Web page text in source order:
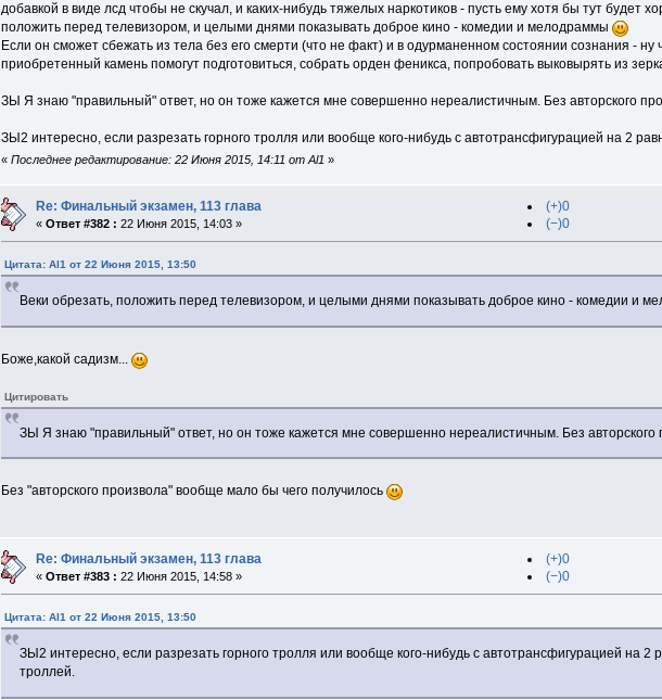
добавкой в виде лсд чтобы не скучал, и каких-нибудь тяжелых наркотиков - пусть ему хотя бы тут будет
положить перед телевизором, и целыми днями показывать доброе кино - комедии и мелодраммы
Если он сможет сбежать из тела без его смерти (что не факт) и в одурманенном состоянии сознания -
приобретенный камень помогут подготовиться, собрать орден феникса, попробовать выковырять из
ЗЫ Я знаю "правильный" ответ, но он тоже кажется мне совершенно нереалистичным. Без авторского
ЗЫ2 интересно, если разрезать горного тролля или вообще кого-нибудь с автотрансфигурацией на 2
« Последнее редактирование: 22 Июня 2015, 14:11 от Al1 »
Re: Финальный экзамен, 113 глава
«Ответ #382 : 22 Июня 2015, 14:03 »
(+)0
(−)0
Цитата: Al1 от 22 Июня 2015, 13:50
Веки обрезать, положить перед телевизором, и целыми днями показывать доброе кино - комедии и
Боже,какой садизм...
Цитировать
ЗЫ Я знаю "правильный" ответ, но он тоже кажется мне совершенно нереалистичным. Без авторского
Без "авторского произвола" вообще мало бы чего получилось
Re: Финальный экзамен, 113 глава
«Ответ #383 : 22 Июня 2015, 14:58 »
(+)0
(−)0
Цитата: Al1 от 22 Июня 2015, 13:50
ЗЫ2 интересно, если разрезать горного тролля или вообще кого-нибудь с автотрансфигурацией на 2
троллей.